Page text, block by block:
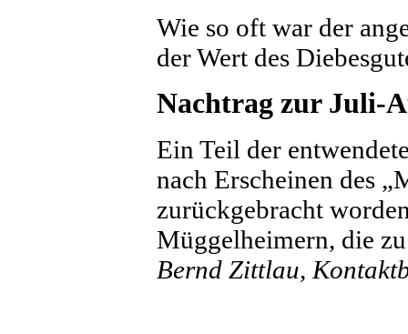
Wie so oft war der
der Wert des
Nachtrag zur Juli-
Ein Teil der
nach Erscheinen des
zurückgebracht
Müggelheimern, die
Bernd Zittlau,